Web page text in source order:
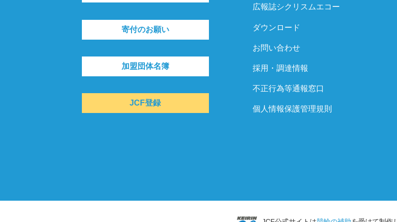
寄付のお願い
加盟団体名簿
JCF登録
広報誌シクリスムエコー
ダウンロード
お問い合わせ
採用・調達情報
不正行為等通報窓口
個人情報保護管理規則